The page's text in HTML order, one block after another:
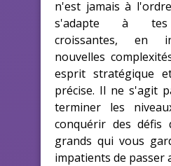
n'est jamais à
s'adapte à tes
croissantes, en
nouvelles
esprit stratégique
précise. Il ne s'agit
terminer les
conquérir des défis
grands qui vous
impatients de passer